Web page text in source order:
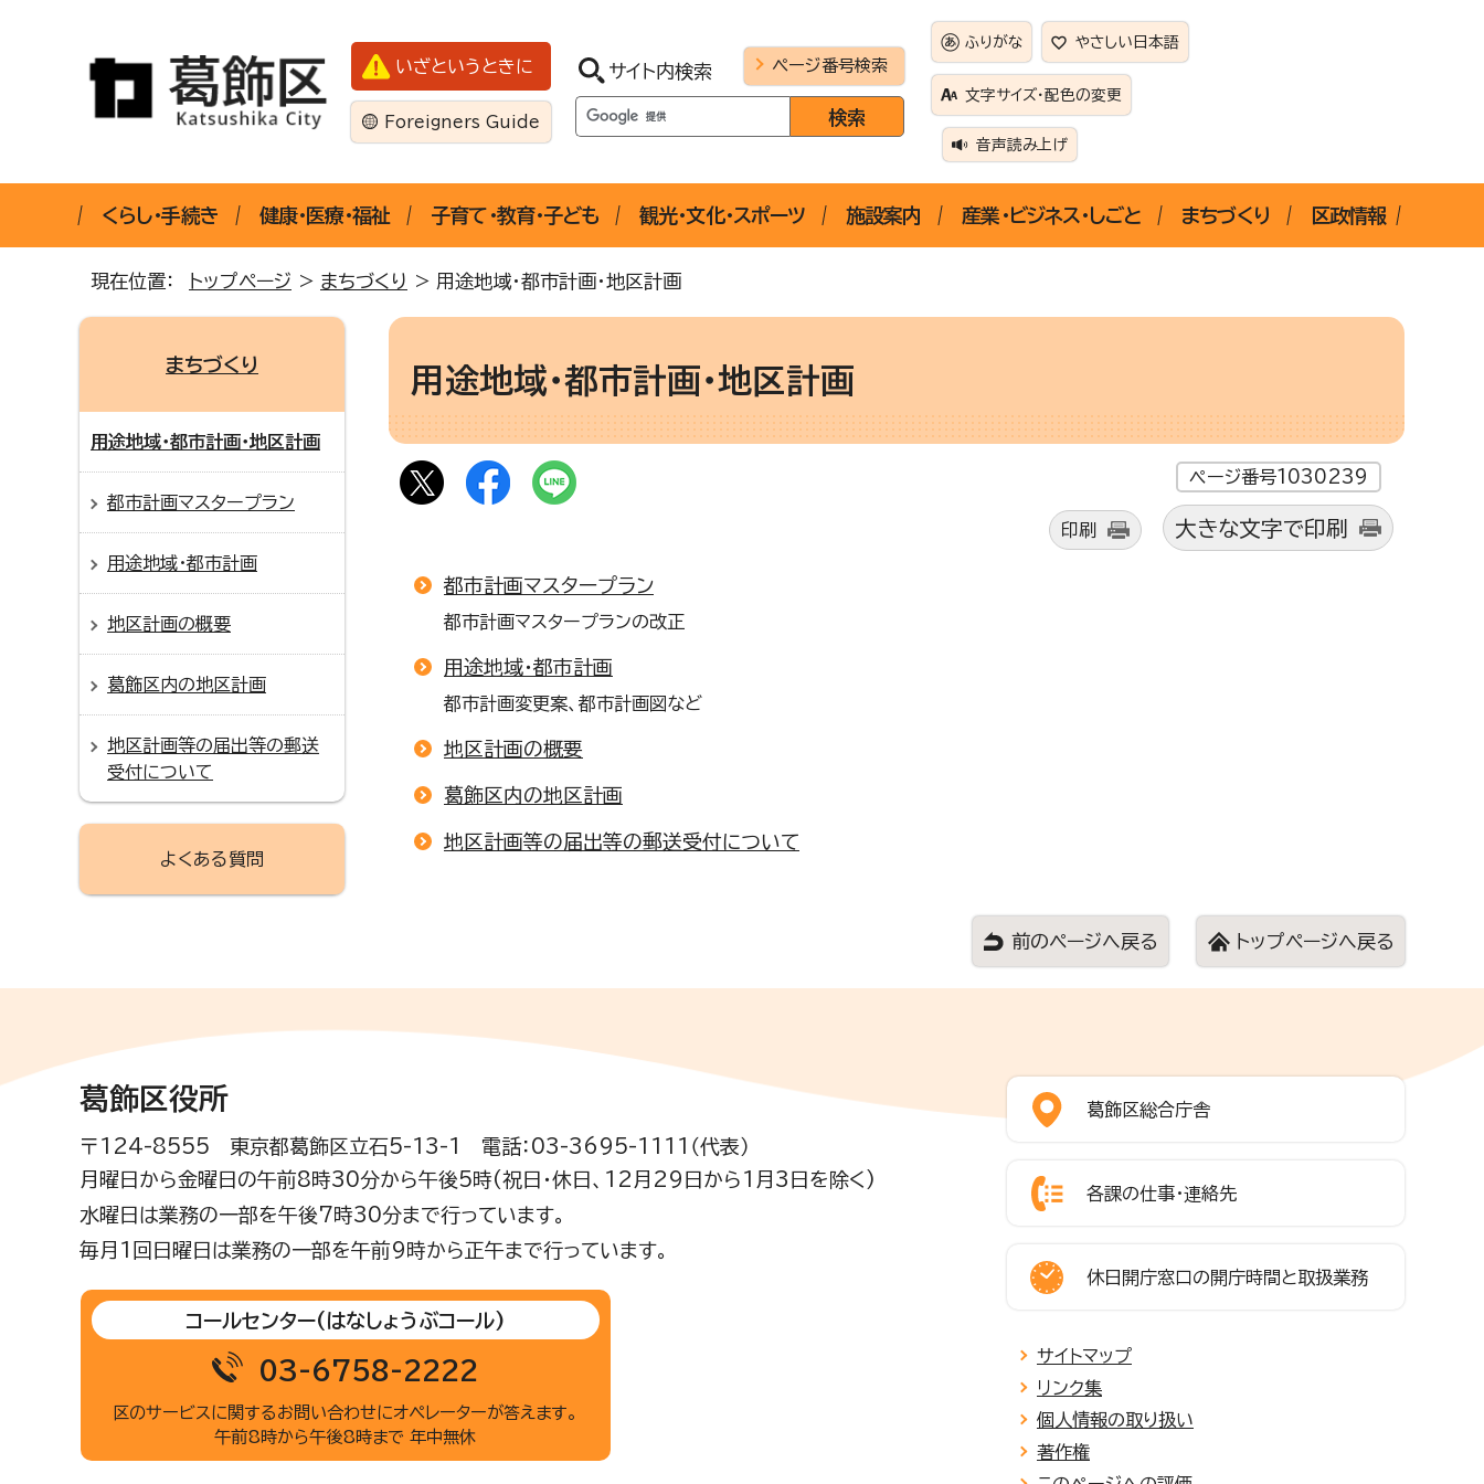
いざというときに
Foreigners Guide
サイト内検索 ページ番号検索
ふりがな やさしい日本語
文字サイズ・配色の変更
音声読み上げ
くらし・手続き 健康・医療・福祉 子育て・教育・子ども 観光・文化・スポーツ 施設案内 産業・ビジネス・しごと まちづくり 区政情報
現在位置： トップページ > まちづくり > 用途地域・都市計画・地区計画
用途地域・都市計画・地区計画
ページ番号1030239
印刷 大きな文字で印刷
都市計画マスタープラン
都市計画マスタープランの改正
用途地域・都市計画
都市計画変更案、都市計画図など
地区計画の概要
葛飾区内の地区計画
地区計画等の届出等の郵送受付について
まちづくり
用途地域・都市計画・地区計画
都市計画マスタープラン
用途地域・都市計画
地区計画の概要
葛飾区内の地区計画
地区計画等の届出等の郵送
受付について
よくある質問
前のページへ戻る トップページへ戻る
葛飾区役所
〒124-8555 東京都葛飾区立石5-13-1 電話：03-3695-1111（代表）
月曜日から金曜日の午前8時30分から午後5時(祝日・休日、12月29日から1月3日を除く)
水曜日は業務の一部を午後7時30分まで行っています。
毎月1回日曜日は業務の一部を午前9時から正午まで行っています。
コールセンター(はなしょうぶコール)
03-6758-2222
区のサービスに関するお問い合わせにオペレーターが答えます。
午前8時から午後8時まで 年中無休
葛飾区総合庁舎
各課の仕事・連絡先
休日開庁窓口の開庁時間と取扱業務
サイトマップ
リンク集
個人情報の取り扱い
著作権